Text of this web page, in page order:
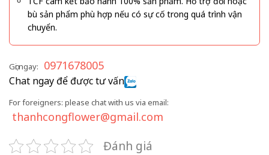
bù sản phẩm phù hợp nếu có sự cố trong quá trình vận
chuyển.
Gọi ngay: 0971678005
Chat ngay để được tư vấn
For foreigners: please chat with us via email:
thanhcongflower@gmail.com
Đánh giá